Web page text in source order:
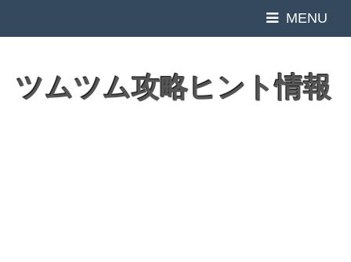
MENU
ツムツム攻略ヒント情報